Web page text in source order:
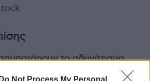
Do Not Process My Personal
το αδυνάτισμα